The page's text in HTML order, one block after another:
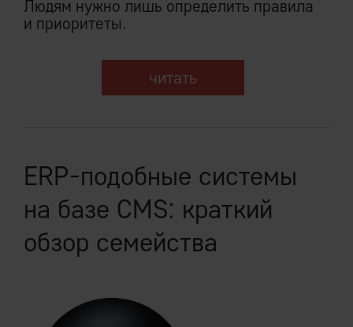
Людям нужно лишь определить правила
и приоритеты.
читать
ERP-подобные системы
на базе CMS: краткий
обзор семейства